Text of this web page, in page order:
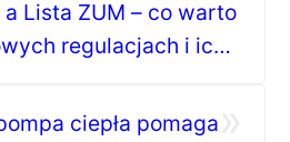
a Lista ZUM – co warto
regulacjach i ich
ciepła pomaga